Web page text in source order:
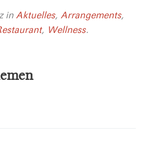
in Aktuelles, Arrangements,
, Wellness.